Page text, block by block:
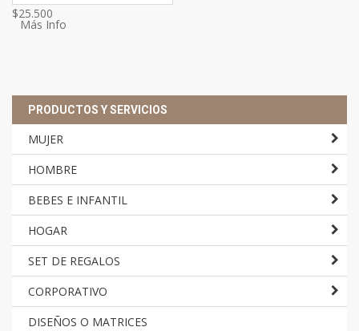
$25.500
Más Info
PRODUCTOS Y SERVICIOS
MUJER
HOMBRE
BEBES E INFANTIL
HOGAR
SET DE REGALOS
CORPORATIVO
DISEÑOS O MATRICES